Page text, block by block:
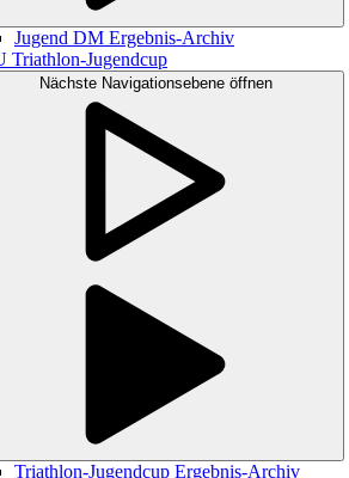
Jugend DM Ergebnis-Archiv
Triathlon-Jugendcup
Nächste Navigationsebene öffnen
Triathlon-Jugendcup Ergebnis-Archiv